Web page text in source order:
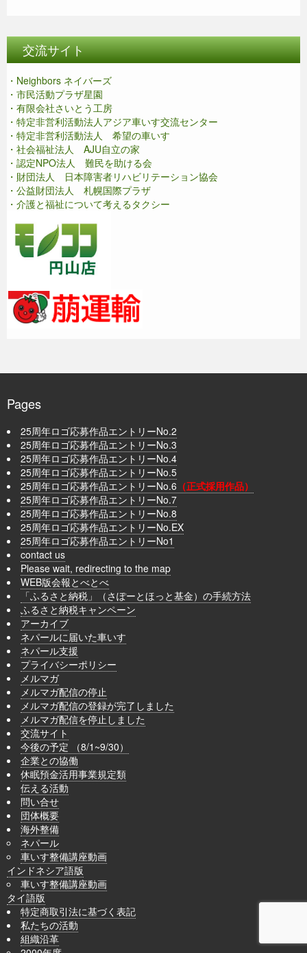
交流サイト
・Neighbors ネイバーズ
・市民活動プラザ星園
・有限会社さいとう工房
・特定非営利活動法人アジア車いす交流センター
・特定非営利活動法人 希望の車いす
・社会福祉法人 AJU自立の家
・認定NPO法人 難民を助ける会
・財団法人 日本障害者リハビリテーション協会
・公益財団法人 札幌国際プラザ
・介護と福祉について考えるタクシー
Pages
25周年ロゴ応募作品エントリーNo.2
25周年ロゴ応募作品エントリーNo.3
25周年ロゴ応募作品エントリーNo.4
25周年ロゴ応募作品エントリーNo.5
25周年ロゴ応募作品エントリーNo.6 （正式採用作品）
25周年ロゴ応募作品エントリーNo.7
25周年ロゴ応募作品エントリーNo.8
25周年ロゴ応募作品エントリーNo.EX
25周年ロゴ応募作品エントリーNo1
contact us
Please wait, redirecting to the map
WEB版会報とべとべ
「ふるさと納税」（さぽーとほっと基金）の手続方法
ふるさと納税キャンペーン
アーカイブ
ネパールに届いた車いす
ネパール支援
プライバシーポリシー
メルマガ
メルマガ配信の停止
メルマガ配信の登録が完了しました
メルマガ配信を停止しました
交流サイト
今後の予定 （8/1~9/30）
企業との協働
休眠預金活用事業規定類
伝える活動
問い合せ
団体概要
海外整備
ネパール
車いす整備講座動画
インドネシア語版
車いす整備講座動画
タイ語版
特定商取引法に基づく表記
私たちの活動
組織沿革